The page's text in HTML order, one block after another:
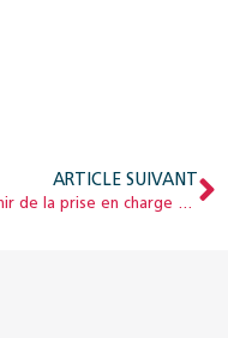
ARTICLE SUIVANT
L’avenir de la prise en charge des personnes âgées